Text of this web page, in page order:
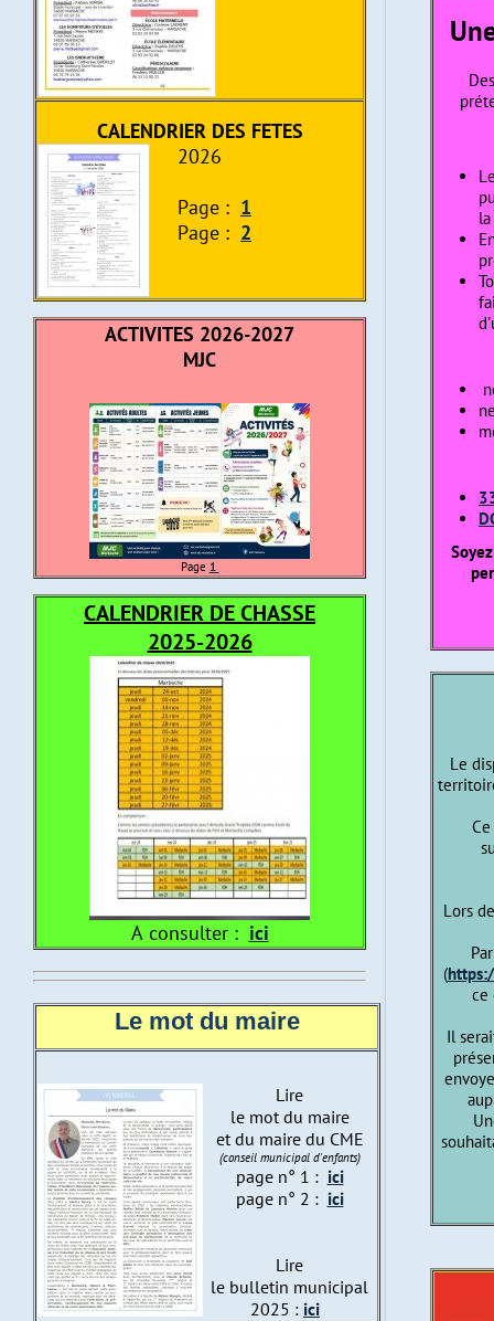
CALENDRIER DES FETES
2026
Page : 1
Page : 2
ACTIVITES 2026-2027
MJC
Page 1
CALENDRIER DE CHASSE
2025-2026
A consulter : ici
Le mot du maire
Lire
le mot du maire
et du maire du CME
(conseil municipal d'enfants)
page n° 1 : ici
page n° 2 : ici
Lire
le bulletin municipal
2025 : ici
Le
Lors
(
ce
Il